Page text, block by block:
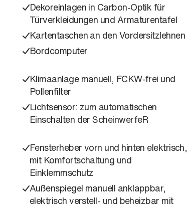
Dekoreinlagen in Carbon-Optik für
Türverkleidungen und Armaturentafel
Kartentaschen an den Vordersitzlehnen
Bordcomputer
Klimaanlage manuell, FCKW-frei und
Pollenfilter
Lichtsensor: zum automatischen
Einschalten der ScheinwerfeR
Fensterheber vorn und hinten elektrisch,
mit Komfortschaltung und
Einklemmschutz
Außenspiegel manuell anklappbar,
elektrisch verstell- und beheizbar mit